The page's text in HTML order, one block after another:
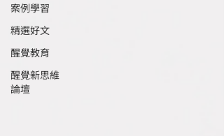
案例學習
精選好文
醒覺教育
醒覺新思維
論壇